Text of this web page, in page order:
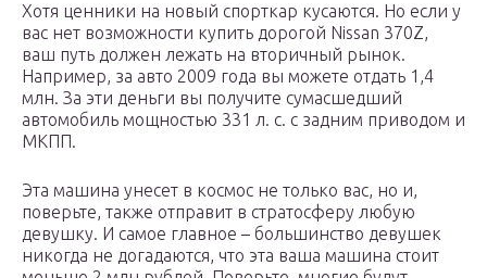
Хотя ценники на новый спорткар кусаются. Но если у
вас нет возможности купить дорогой Nissan 370Z,
ваш путь должен лежать на вторичный рынок.
Например, за авто 2009 года вы можете отдать 1,4
млн. За эти деньги вы получите сумасшедший
автомобиль мощностью 331 л. с. с задним приводом и
МКПП.
Эта машина унесет в космос не только вас, но и,
поверьте, также отправит в стратосферу любую
девушку. И самое главное – большинство девушек
никогда не догадаются, что эта ваша машина стоит